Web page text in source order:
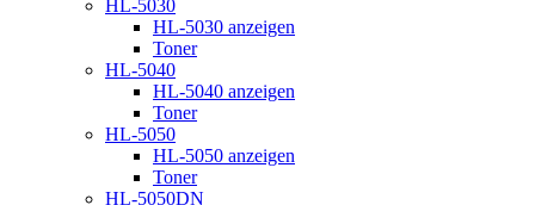
HL-5030
HL-5030 anzeigen
Toner
HL-5040
HL-5040 anzeigen
Toner
HL-5050
HL-5050 anzeigen
Toner
HL-5050DN